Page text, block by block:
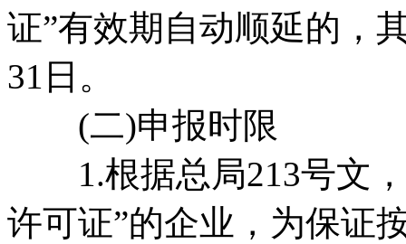
证”有效期自动顺延的，
31日。
(二)申报时限
1.根据总局213号文，
许可证”的企业，为保证